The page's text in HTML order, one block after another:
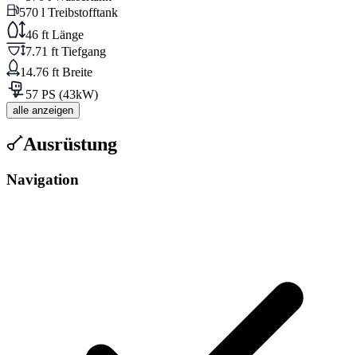
570 l Treibstofftank
46 ft Länge
7.71 ft Tiefgang
14.76 ft Breite
57 PS (43kW)
alle anzeigen
Ausrüstung
Navigation